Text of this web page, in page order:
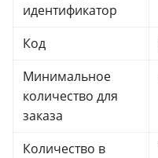
идентификатор
Код
Минимальное
количество для
заказа
Количество в